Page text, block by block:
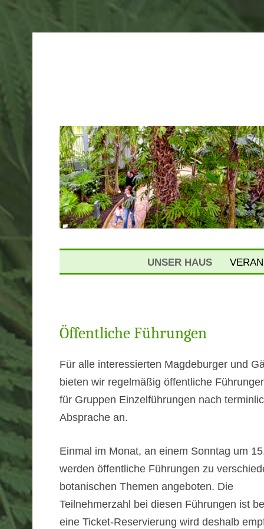
UNSER HAUS
VERMIETUNG
NEWSARCHIV
Öffentliche Führungen
Für alle interessierten Magdeburger und
bieten wir regelmäßig öffentliche
für Gruppen Einzelführungen nach
Absprache an.
Einmal im Monat, an einem Sonntag um
werden öffentliche Führungen zu
botanischen Themen angeboten. Die
Teilnehmerzahl bei diesen Führungen ist
eine Ticket-Reservierung wird deshalb